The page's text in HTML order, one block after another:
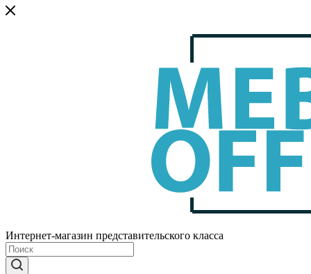
Интернет-магазин представительского класса